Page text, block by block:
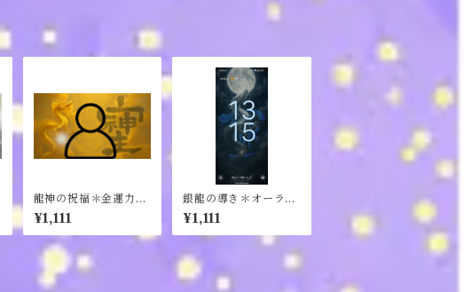
龍神の祝福＊金運力ア
ップZOOMスマホ・P
C背景セット※PCデ
スクトップにも
¥1,111
銀龍の導き＊オーラ力
アップ待ち受け
¥1,111